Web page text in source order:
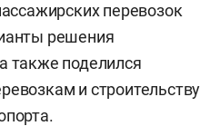
перевозок
решения
также поделился
и строительству